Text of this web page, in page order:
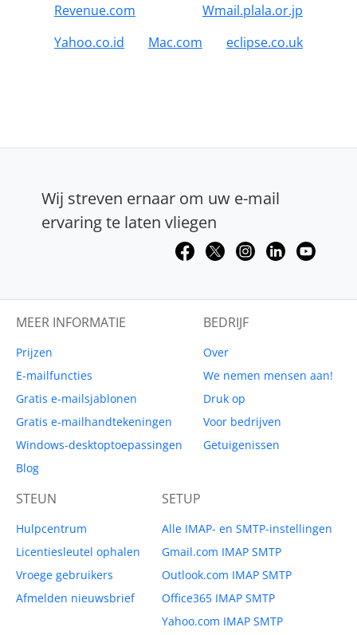
Revenue.com
Wmail.plala.or.jp
Yahoo.co.id
Mac.com eclipse.co.uk
Wij streven ernaar om uw e-mail
ervaring te laten vliegen
MEER INFORMATIE
Prijzen
E-mailfuncties
Gratis e-mailsjablonen
Gratis e-mailhandtekeningen
Windows-desktoptoepassingen
Blog
BEDRIJF
Over
We nemen mensen aan!
Druk op
Voor bedrijven
Getuigenissen
STEUN
Hulpcentrum
Licentiesleutel ophalen
Vroege gebruikers
Afmelden nieuwsbrief
SETUP
Alle IMAP- en SMTP-instellingen
Gmail.com IMAP SMTP
Outlook.com IMAP SMTP
Office365 IMAP SMTP
Yahoo.com IMAP SMTP